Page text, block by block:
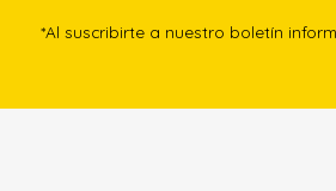
*Al suscribirte a nuestro boletín